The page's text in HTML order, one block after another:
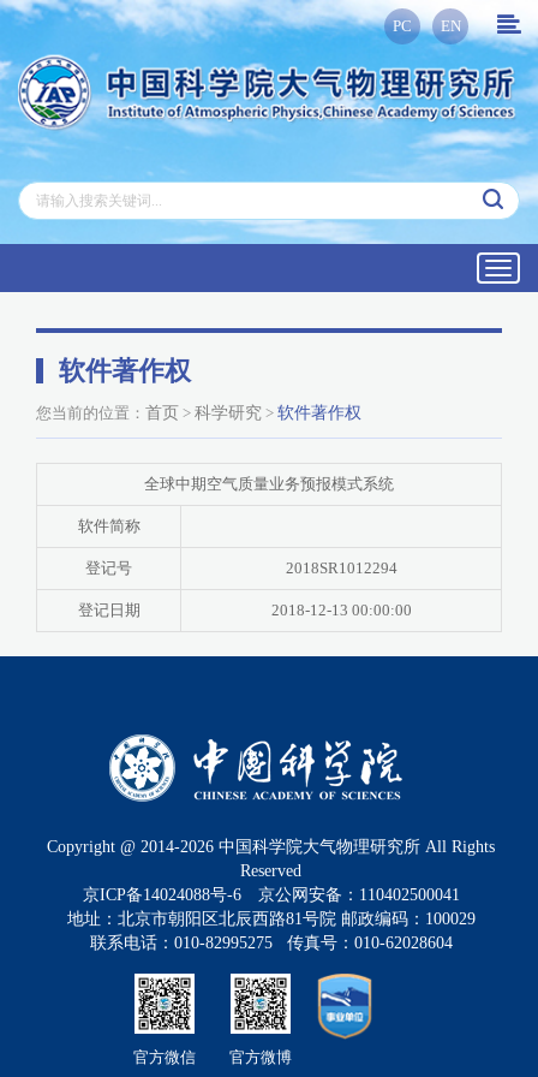
PC EN
软件著作权
您当前的位置： 首页 > 科学研究 > 软件著作权
全球中期空气质量业务预报模式系统
软件简称
登记号 2018SR1012294
登记日期 2018-12-13 00:00:00
Copyright @ 2014-2026 中国科学院大气物理研究所 All Rights
Reserved
京ICP备14024088号-6
京公网安备：110402500041
地址：北京市朝阳区北辰西路81号院 邮政编码：100029
联系电话：010-82995275 传真号：010-62028604
官方微信 官方微博